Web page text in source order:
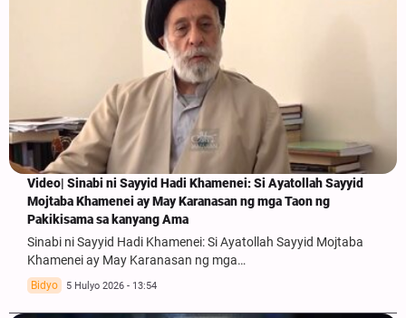
Video| Sinabi ni Sayyid Hadi Khamenei: Si Ayatollah Sayyid
Mojtaba Khamenei ay May Karanasan ng mga Taon ng
Pakikisama sa kanyang Ama
Sinabi ni Sayyid Hadi Khamenei: Si Ayatollah Sayyid Mojtaba
Khamenei ay May Karanasan ng mga…
Bidyo 5 Hulyo 2026 - 13:54